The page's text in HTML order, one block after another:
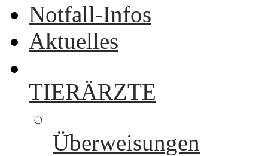
Notfall-Infos
Aktuelles
TIERÄRZTE
Überweisungen